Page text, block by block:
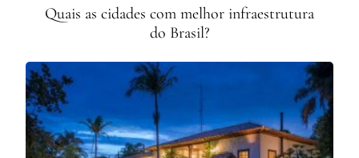
Quais as cidades com melhor infraestrutura
do Brasil?